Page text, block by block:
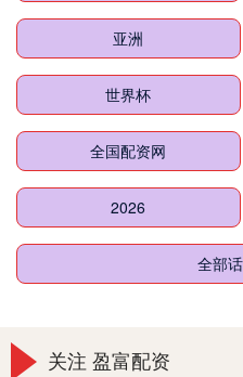
亚洲
世界杯
全国配资网
2026
全部
关注 盈富配资